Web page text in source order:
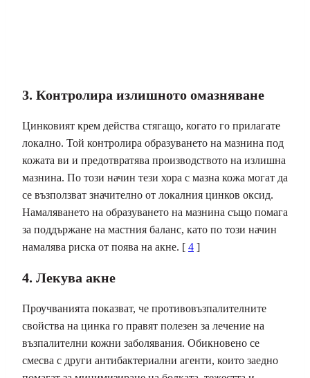
3. Контролира излишното омазняване
Цинковият крем действа стягащо, когато го прилагате
локално. Той контролира образуването на мазнина под
кожата ви и предотвратява производството на излишна
мазнина. По този начин тези хора с мазна кожа могат да
се възползват значително от локалния цинков оксид.
Намаляването на образуването на мазнина също помага
за поддържане на мастния баланс, като по този начин
намалява риска от поява на акне. [ 4 ]
4. Лекува акне
Проучванията показват, че противовъзпалителните
свойства на цинка го правят полезен за лечение на
възпалителни кожни заболявания. Обикновено се
смесва с други антибактериални агенти, които заедно